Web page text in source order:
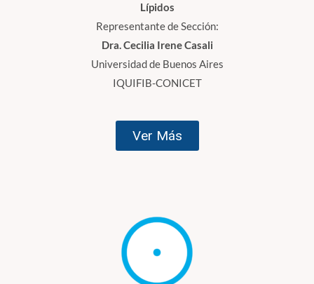
Lípidos
Representante de Sección:
Dra. Cecilia Irene Casali
Universidad de Buenos Aires
IQUIFIB-CONICET
Ver Más